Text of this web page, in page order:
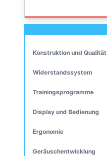
Konstruktion und Qualität
Widerstandssystem
Trainingsprogramme
Display und Bedienung
Ergonomie
Geräuschentwicklung